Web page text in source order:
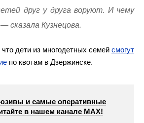
друг у друга воруют. И чему
сказала Кузнецова.
дети из многодетных семей смогут
по квотам в Дзержинске.
и самые оперативные
в нашем канале МАХ!